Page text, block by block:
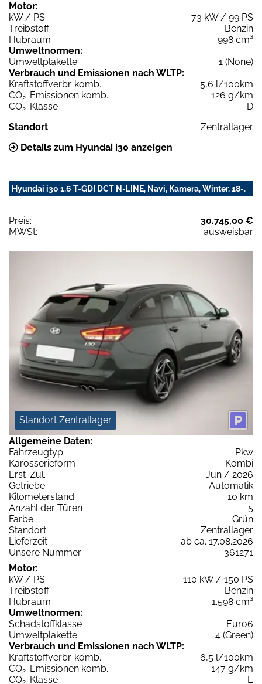
Motor:
kW / PS
73 kW / 99 PS
Treibstoff
Benzin
Hubraum
998 cm³
Umweltnormen:
Umweltplakette
1 (None)
Verbrauch und Emissionen nach WLTP:
Kraftstoffverbr. komb.
5,6 l/100km
CO2-Emissionen komb.
126 g/km
CO2-Klasse
D
Standort
Zentrallager
Details zum Hyundai i30 anzeigen
Hyundai i30 1.6 T-GDI DCT N-LINE, Navi, Kamera, Winter, 18-.
Preis:
30.745,00 €
MWSt:
ausweisbar
Standort Zentrallager
Allgemeine Daten:
Fahrzeugtyp
Pkw
Karosserieform
Kombi
Erst-Zul.
Jun / 2026
Getriebe
Automatik
Kilometerstand
10 km
Anzahl der Türen
5
Farbe
Grün
Standort
Zentrallager
Lieferzeit
ab ca. 17.08.2026
Unsere Nummer
361271
Motor:
kW / PS
110 kW / 150 PS
Treibstoff
Benzin
Hubraum
1.598 cm³
Umweltnormen:
Schadstoffklasse
Euro6
Umweltplakette
4 (Green)
Verbrauch und Emissionen nach WLTP:
Kraftstoffverbr. komb.
6,5 l/100km
CO2-Emissionen komb.
147 g/km
CO2-Klasse E